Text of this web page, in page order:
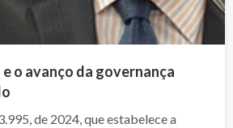
o avanço da governança
de 2024, que estabelece a